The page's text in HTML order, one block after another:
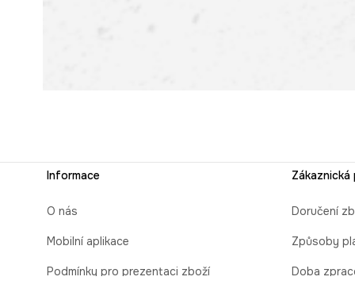
Informace
O nás
Mobilní aplikace
Podmínky pro prezentaci zboží
Doručení
Způsoby
Doba